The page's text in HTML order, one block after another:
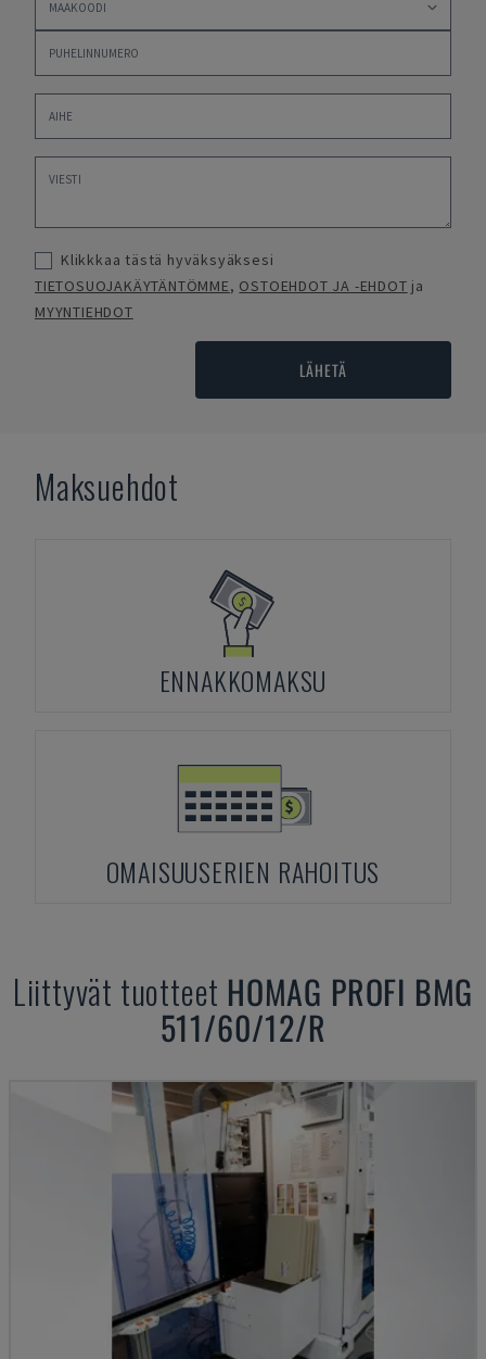
Klikkkaa tästä hyväksyäksesi
TIETOSUOJAKÄYTÄNTÖMME, OSTOEHDOT JA -EHDOT ja
MYYNTIEHDOT
LÄHETÄ
Maksuehdot
ENNAKKOMAKSU
OMAISUUSERIEN RAHOITUS
Liittyvät tuotteet HOMAG PROFI BMG
511/60/12/R